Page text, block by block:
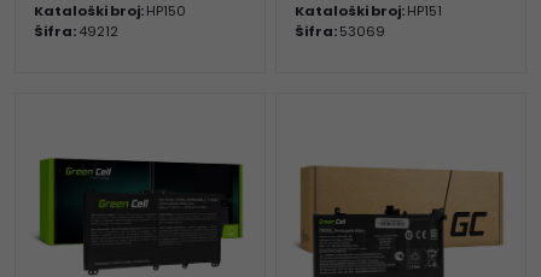
Kataloški broj:HP150
Šifra:49212
Kataloški broj:HP151
Šifra:53069